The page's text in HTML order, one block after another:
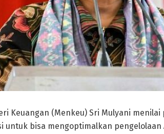
Keuangan (Menkeu) Sri Mulyani
bisa mengoptimalkan pengelolaan